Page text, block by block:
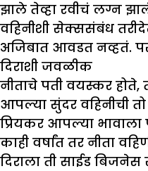
झाले तेव्हा रवीचं लग्न
वहिनीशी सेक्ससंबंध
अजिबात आवडत नव्हतं. परंतु
दिराशी जवळीक
नीताचे पती वयस्कर होते,
आपल्या सुंदर वहिनीची
प्रियकर आपल्या
काही वर्षांत तर नीता
दिराला ती साईड